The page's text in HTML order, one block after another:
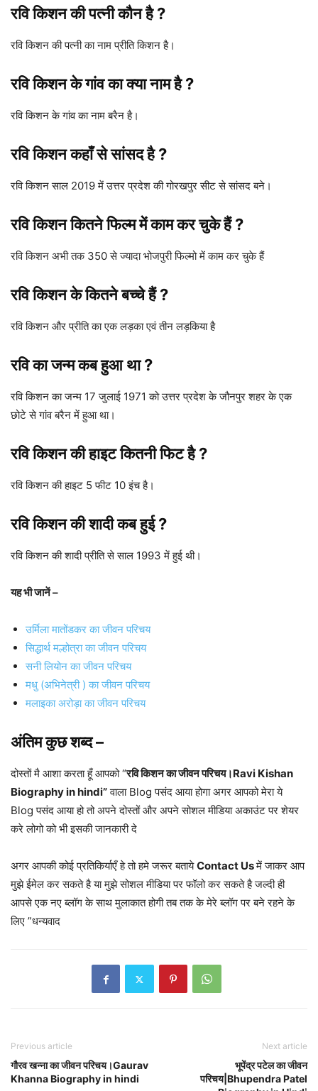
रवि किशन की पत्नी कौन है ?
रवि किशन की पत्नी का नाम प्रीति किशन है।
रवि किशन के गांव का क्या नाम है ?
रवि किशन के गांव का नाम बरैन है।
रवि किशन कहाँ से सांसद है ?
रवि किशन साल 2019 में उत्तर प्रदेश की गोरखपुर सीट से सांसद बने।
रवि किशन कितने फिल्म में काम कर चुके हैं ?
रवि किशन अभी तक 350 से ज्यादा भोजपुरी फिल्मो में काम कर चुके हैं
रवि किशन के कितने बच्चे हैं ?
रवि किशन और प्रीति का एक लड़का एवं तीन लड़किया है
रवि का जन्म कब हुआ था ?
रवि किशन का जन्म 17 जुलाई 1971 को उत्तर प्रदेश के जौनपुर शहर के एक
छोटे से गांव बरैन में हुआ था।
रवि किशन की हाइट कितनी फिट है ?
रवि किशन की हाइट 5 फीट 10 इंच है।
रवि किशन की शादी कब हुई ?
रवि किशन की शादी प्रीति से साल 1993 में हुई थी।
यह भी जानें –
उर्मिला मातोंडकर का जीवन परिचय
सिद्धार्थ मल्होत्रा का जीवन परिचय
सनी लियोन का जीवन परिचय
मधु (अभिनेत्री ) का जीवन परिचय
मलाइका अरोड़ा का जीवन परिचय
अंतिम कुछ शब्द –
दोस्तों मै आशा करता हूँ आपको “रवि किशन का जीवन परिचय।Ravi Kishan
Biography in hindi”वाला Blog पसंद आया होगा अगर आपको मेरा ये
Blog पसंद आया हो तो अपने दोस्तों और अपने सोशल मीडिया अकाउंट पर शेयर
करे लोगो को भी इसकी जानकारी दे
अगर आपकी कोई प्रतिकिर्याएँ हे तो हमे जरूर बतायेContact Usमें जाकर आप
मुझे ईमेल कर सकते है या मुझे सोशल मीडिया पर फॉलो कर सकते है जल्दी ही
आपसे एक नए ब्लॉग के साथ मुलाकात होगी तब तक के मेरे ब्लॉग पर बने रहने के
लिए ”धन्यवाद
Previous article
गौरव खन्ना का जीवन परिचय।Gaurav
Khanna Biography in hindi
Next article
भूपेंद्र पटेल का जीवन
परिचय|Bhupendra Patel